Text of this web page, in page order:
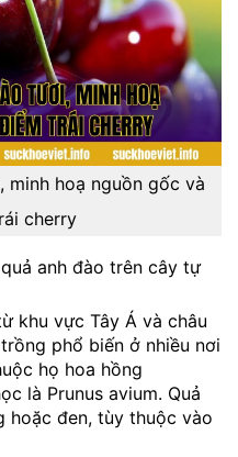
minh hoạ nguồn gốc và
cherry
anh đào trên cây tự
khu vực Tây Á và châu
phổ biến ở nhiều nơi
họ hoa hồng
là Prunus avium. Quả
hoặc đen, tùy thuộc vào